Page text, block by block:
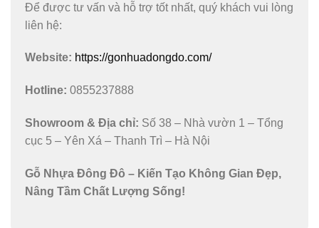
Để được tư vấn và hỗ trợ tốt nhất, quý khách vui lòng
liên hệ:
Website: https://gonhuadongdo.com/
Hotline: 0855237888
Showroom & Địa chỉ: Số 38 – Nhà vườn 1 – Tổng
cục 5 – Yên Xá – Thanh Trì – Hà Nội
Gỗ Nhựa Đông Đô – Kiến Tạo Không Gian Đẹp,
Nâng Tầm Chất Lượng Sống!